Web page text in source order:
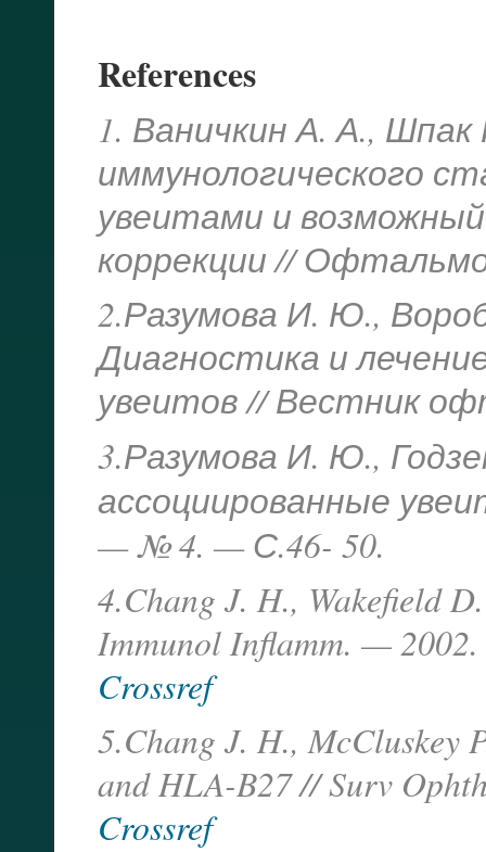
References
1. Ваничкин А. А.,
иммунологического
увеитами и
коррекции //
2.Разумова И. Ю.,
Диагностика и
увеитов // Вестник
3.Разумова И. Ю.,
ассоциированные
— № 4. — С.46- 50.
4.Chang J. H., Wakefield
Immunol Inflamm. —
Crossref
5.Chang J. H., McCluskey
and HLA-B27 // Surv
Crossref